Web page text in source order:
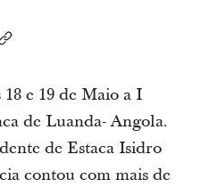
e 19 de Maio a I
de Luanda- Angola.
de Estaca Isidro
contou com mais de